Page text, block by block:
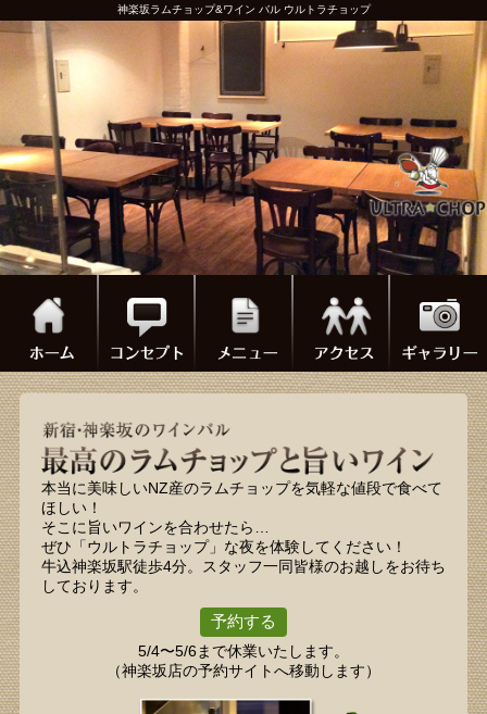
神楽坂ラムチョップ&ワイン バル ウルトラチョップ
本当に美味しいNZ産のラムチョップを気軽な値段で食べて
ほしい！
そこに旨いワインを合わせたら…
ぜひ「ウルトラチョップ」な夜を体験してください！
牛込神楽坂駅徒歩4分。スタッフ一同皆様のお越しをお待ち
しております。
予約する
5/4〜5/6まで休業いたします。
（神楽坂店の予約サイトへ移動します）